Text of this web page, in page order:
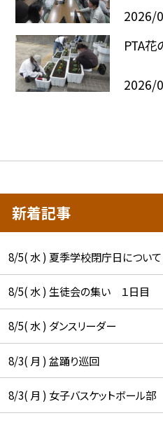
2026/
PTA
2026/
新着記事
8/5( 水 ) 夏季学校閉庁日について
8/5( 水 ) 生徒会の集い １日目
8/5( 水 ) ダンスリーダー
8/3( 月 ) 盆踊り巡回
8/3( 月 ) 女子バスケットボール部